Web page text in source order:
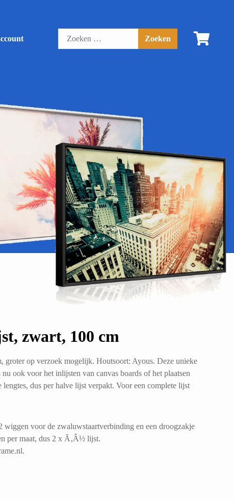
zwart, 100 cm
groter op verzoek mogelijk. Houtsoort: Ayous. Deze unieke
ook voor het inlijsten van canvas boards of het plaatsen
dus per halve lijst verpakt. Voor een complete lijst
voor de zwaluwstaartverbinding en een droogzakje
per maat, dus 2 x Ã‚Â½ lijst.